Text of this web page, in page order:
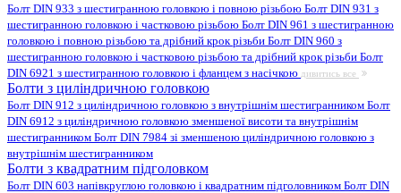
Болт DIN 933 з шестигранною головкою і повною різьбою Болт DIN 931 з
шестигранною головкою і частковою різьбою Болт DIN 961 з шестигранною
головкою і повною різьбою та дрібний крок різьби Болт DIN 960 з
шестигранною головкою і частковою різьбою та дрібний крок різьби Болт
DIN 6921 з шестигранною головкою і фланцем з насічкою дивитись все
Болти з циліндричною головкою
Болт DIN 912 з циліндричною головкою з внутрішнім шестигранником Болт
DIN 6912 з циліндричною головкою зменшеної висоти та внутрішнім
шестигранником Болт DIN 7984 зі зменшеною циліндричною головкою з
внутрішнім шестигранником
Болти з квадратним підголовком
Болт DIN 603 напівкруглою головкою і квадратним підголовником Болт DIN